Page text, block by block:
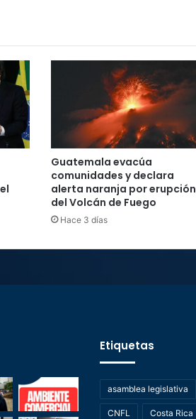
Guatemala evacúa
comunidades y declara
alerta naranja por erupción
del Volcán de Fuego
Hace 3 días
Etiquetas
asamblea legislativa
CNFL Costa Rica